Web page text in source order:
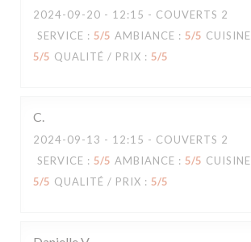
2024-09-20 - 12:15 - COUVERTS 2
SERVICE : 5/5 AMBIANCE : 5/5 CUISINE
5/5 QUALITÉ / PRIX : 5/5
C
2024-09-13 - 12:15 - COUVERTS 2
SERVICE : 5/5 AMBIANCE : 5/5 CUISINE
5/5 QUALITÉ / PRIX : 5/5